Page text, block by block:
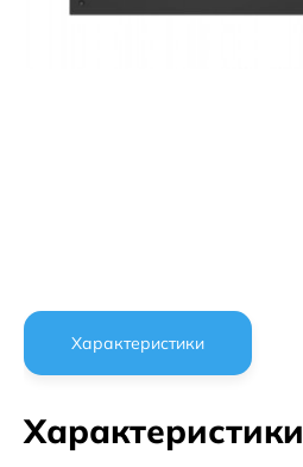
Характеристики
Характеристики